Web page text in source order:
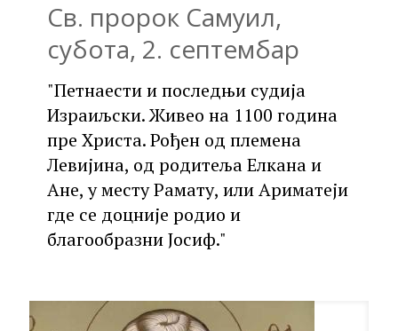
Св. пророк Самуил,
субота, 2. септембар
"Петнаести и последњи судија
Израиљски. Живео на 1100 година
пре Христа. Рођен од племена
Левијина, од родитеља Елкана и
Ане, у месту Рамату, или Ариматеји
где се доцније родио и
благообразни Јосиф."